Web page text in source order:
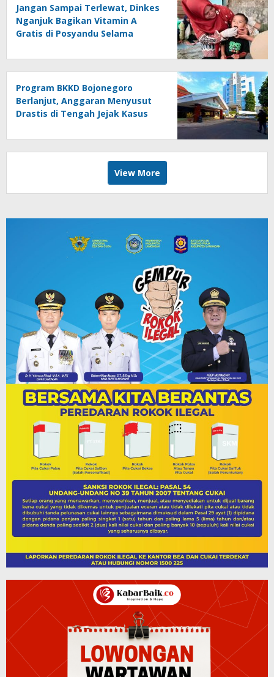
Jangan Sampai Terlewat, Dinkes
Nganjuk Bagikan Vitamin A
Gratis di Posyandu Selama
Program BKKD Bojonegoro
Berlanjut, Anggaran Menyusut
Drastis di Tengah Jejak Kasus
View More